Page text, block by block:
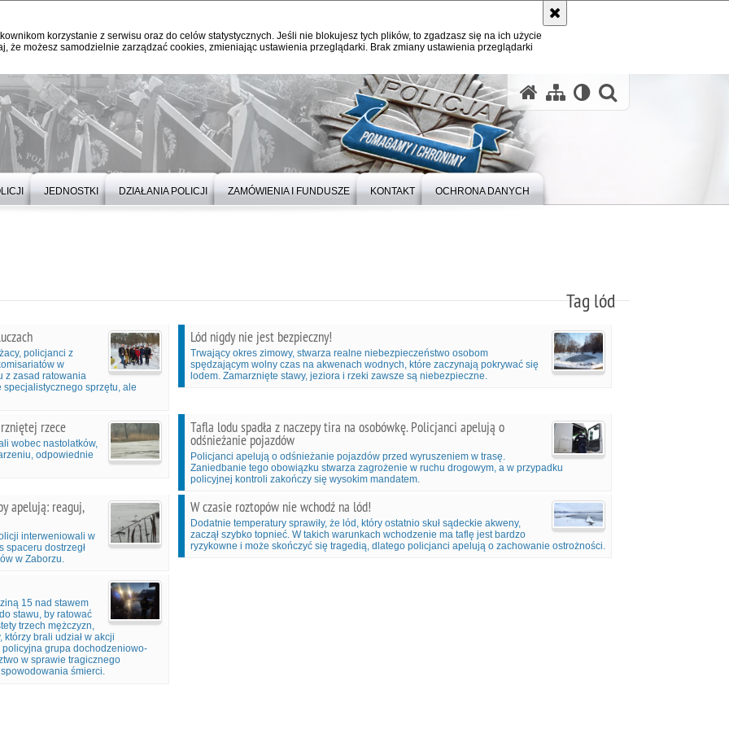
korzystanie z serwisu oraz do celów statystycznych. Jeśli nie blokujesz tych plików, to zgadzasz się na ich użycie
że możesz samodzielnie zarządzać cookies, zmieniając ustawienia przeglądarki. Brak zmiany ustawienia przeglądarki
JEDNOSTKI DZIAŁANIA POLICJI ZAMÓWIENIA I FUNDUSZE KONTAKT OCHRONA DANYCH
Tag lód
policjanci z
w
z zasad ratowania
specjalistycznego sprzętu, ale
Lód nigdy nie jest bezpieczny!
Trwający okres zimowy, stwarza realne niebezpieczeństwo osobom
spędzającym wolny czas na akwenach wodnych, które zaczynają pokrywać się
lodem. Zamarznięte stawy, jeziora i rzeki zawsze są niebezpieczne.
rzece
wobec nastolatków,
odpowiednie
Tafla lodu spadła z naczepy tira na osobówkę. Policjanci apelują o
odśnieżanie pojazdów
Policjanci apelują o odśnieżanie pojazdów przed wyruszeniem w trasę.
Zaniedbanie tego obowiązku stwarza zagrożenie w ruchu drogowym, a w przypadku
policyjnej kontroli zakończy się wysokim mandatem.
apelują: reaguj,
interweniowali w
spaceru dostrzegł
w Zaborzu.
W czasie roztopów nie wchodź na lód!
Dodatnie temperatury sprawiły, że lód, który ostatnio skuł sądeckie akweny,
zaczął szybko topnieć. W takich warunkach wchodzenie ma taflę jest bardzo
ryzykowne i może skończyć się tragedią, dlatego policjanci apelują o zachowanie ostrożności.
15 nad stawem
stawu, by ratować
trzech mężczyzn,
którzy brali udział w akcji
policyjna grupa dochodzeniowo-
w sprawie tragicznego
śmierci.